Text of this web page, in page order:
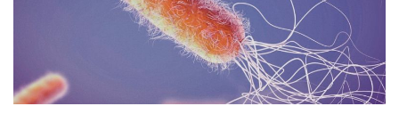
الحروق
والتجميل